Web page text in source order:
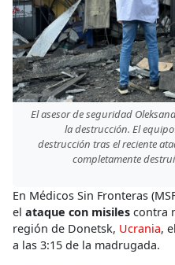
El asesor de seguridad
la destrucción. El
destrucción tras el reciente
completamente
En Médicos Sin Fronteras
el ataque con misiles contra
región de Donetsk, Ucrania,
a las 3:15 de la madrugada.